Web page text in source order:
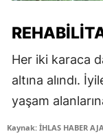
Her iki karaca
altına alındı.
yaşam
Kaynak: İHLAS HABER